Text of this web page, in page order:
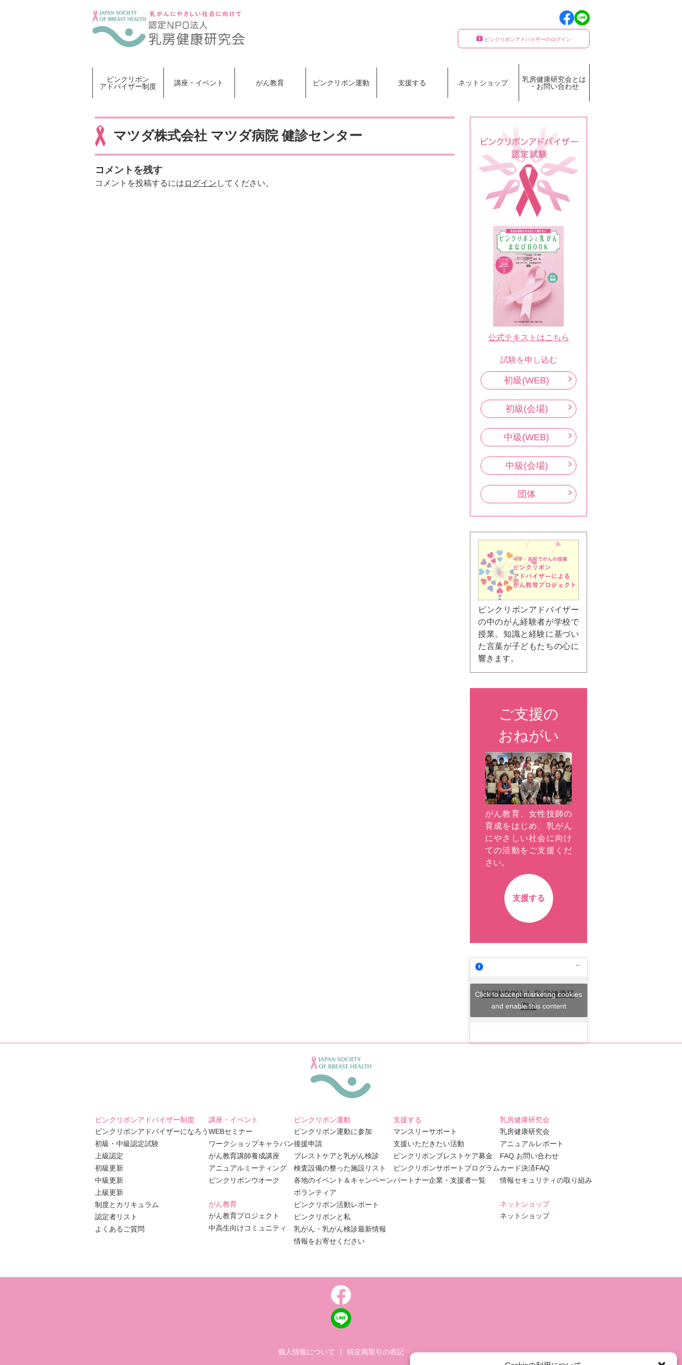
ピンクリボンアドバイザーのログイン
ピンクリボン
アドバイザー制度
講座・イベント がん教育 ピンクリボン運動 支援する ネットショップ
乳房健康研究会とは
・お問い合わせ
マツダ株式会社 マツダ病院 健診センター
コメントを残す
コメントを投稿するには ログイン してください。
公式テキストはこちら
試験を申し込む
初級(WEB)
初級(会場)
中級(WEB)
中級(会場)
団体
ピンクリボンアドバイザー
の中のがん経験者が学校で
授業。知識と経験に基づい
た言葉が子どもたちの心に
響きます。
ご支援の
おねがい
がん教育、女性技師の
育成をはじめ、乳がん
にやさしい社会に向け
ての活動をご支援くだ
さい。
支援する
認定NPO法人 乳房健康研
究会
Click to accept marketing cookies
and enable this content
ピンクリボンアドバイザー制度
ピンクリボンアドバイザーになろう
初級・中級認定試験
上級認定
初級更新
中級更新
上級更新
制度とカリキュラム
認定者リスト
よくあるご質問
講座・イベント
WEBセミナー
ワークショップキャラバン
がん教育講師養成講座
アニュアルミーティング
ピンクリボンウオーク
がん教育
がん教育プロジェクト
中高生向けコミュニティ
ピンクリボン運動
ピンクリボン運動に参加
後援申請
ブレストケアと乳がん検診
検査設備の整った施設リスト
各地のイベント＆キャンペーン
ボランティア
ピンクリボン活動レポート
ピンクリボンと私
乳がん・乳がん検診最新情報
情報をお寄せください
支援する
マンスリーサポート
支援いただきたい活動
ピンクリボンブレストケア募金
ピンクリボンサポートプログラム
パートナー企業・支援者一覧
乳房健康研究会
乳房健康研究会
アニュアルレポート
FAQ お問い合わせ
カード決済FAQ
情報セキュリティの取り組み
ネットショップ
ネットショップ
個人情報について | 特定商取引の表記